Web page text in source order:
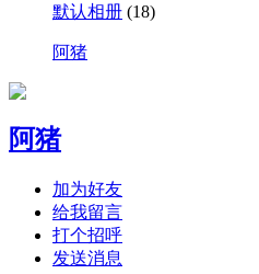
默认相册 (18)
阿猪
阿猪
加为好友
给我留言
打个招呼
发送消息